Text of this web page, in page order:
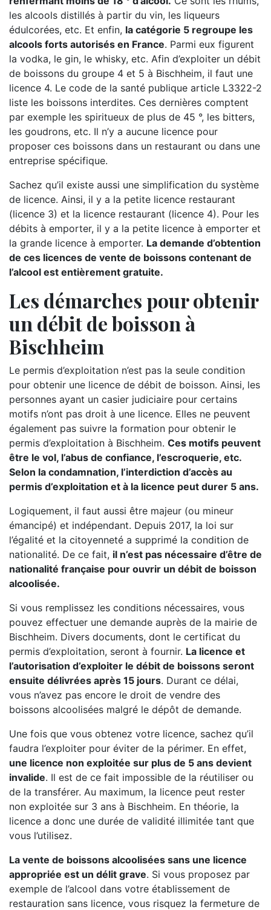
les alcools distillés à partir du vin, les liqueurs
édulcorées, etc. Et enfin, la catégorie 5 regroupe les
alcools forts autorisés en France. Parmi eux figurent
la vodka, le gin, le whisky, etc. Afin d’exploiter un débit
de boissons du groupe 4 et 5 à Bischheim, il faut une
licence 4. Le code de la santé publique article L3322-2
liste les boissons interdites. Ces dernières comptent
par exemple les spiritueux de plus de 45 °, les bitters,
les goudrons, etc. Il n’y a aucune licence pour
proposer ces boissons dans un restaurant ou dans une
entreprise spécifique.
Sachez qu’il existe aussi une simplification du système
de licence. Ainsi, il y a la petite licence restaurant
(licence 3) et la licence restaurant (licence 4). Pour les
débits à emporter, il y a la petite licence à emporter et
la grande licence à emporter. La demande d’obtention
de ces licences de vente de boissons contenant de
l’alcool est entièrement gratuite.
Les démarches pour obtenir
un débit de boisson à
Bischheim
Le permis d’exploitation n’est pas la seule condition
pour obtenir une licence de débit de boisson. Ainsi, les
personnes ayant un casier judiciaire pour certains
motifs n’ont pas droit à une licence. Elles ne peuvent
également pas suivre la formation pour obtenir le
permis d’exploitation à Bischheim. Ces motifs peuvent
être le vol, l’abus de confiance, l’escroquerie, etc.
Selon la condamnation, l’interdiction d’accès au
permis d’exploitation et à la licence peut durer 5 ans.
Logiquement, il faut aussi être majeur (ou mineur
émancipé) et indépendant. Depuis 2017, la loi sur
l’égalité et la citoyenneté a supprimé la condition de
nationalité. De ce fait, il n’est pas nécessaire d’être de
nationalité française pour ouvrir un débit de boisson
alcoolisée.
Si vous remplissez les conditions nécessaires, vous
pouvez effectuer une demande auprès de la mairie de
Bischheim. Divers documents, dont le certificat du
permis d’exploitation, seront à fournir. La licence et
l’autorisation d’exploiter le débit de boissons seront
ensuite délivrées après 15 jours. Durant ce délai,
vous n’avez pas encore le droit de vendre des
boissons alcoolisées malgré le dépôt de demande.
Une fois que vous obtenez votre licence, sachez qu’il
faudra l’exploiter pour éviter de la périmer. En effet,
une licence non exploitée sur plus de 5 ans devient
invalide. Il est de ce fait impossible de la réutiliser ou
de la transférer. Au maximum, la licence peut rester
non exploitée sur 3 ans à Bischheim. En théorie, la
licence a donc une durée de validité illimitée tant que
vous l’utilisez.
La vente de boissons alcoolisées sans une licence
appropriée est un délit grave. Si vous proposez par
exemple de l’alcool dans votre établissement de
restauration sans licence, vous risquez la fermeture de